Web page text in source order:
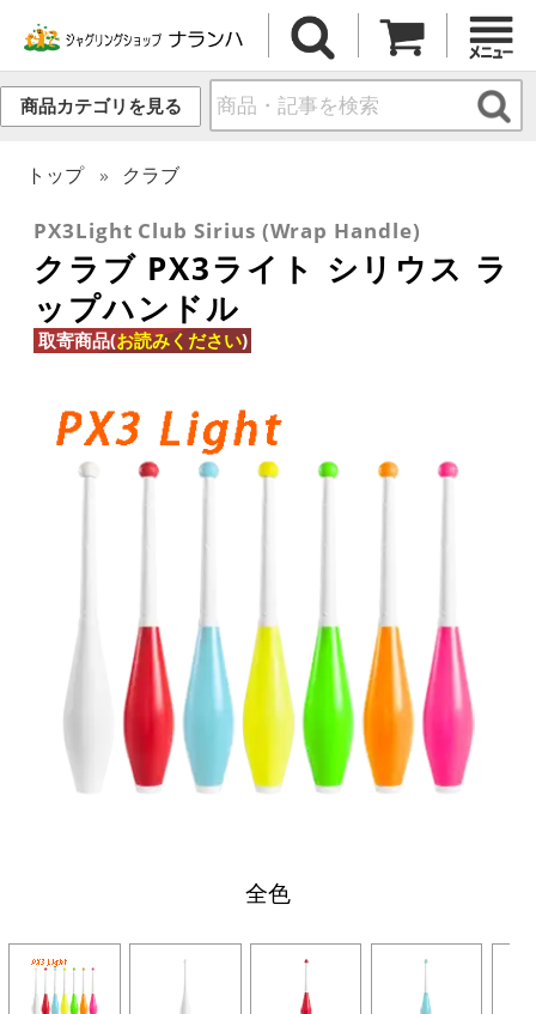
商品カテゴリを見る
トップ クラブ
PX3Light Club Sirius (Wrap Handle)
クラブ PX3ライト シリウス ラ
ップハンドル
取寄商品(お読みください)
全色